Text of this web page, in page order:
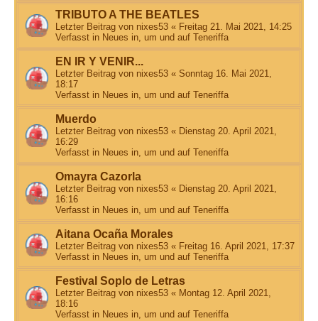
TRIBUTO A THE BEATLES
Letzter Beitrag von nixes53 « Freitag 21. Mai 2021, 14:25
Verfasst in Neues in, um und auf Teneriffa
EN IR Y VENIR...
Letzter Beitrag von nixes53 « Sonntag 16. Mai 2021,
18:17
Verfasst in Neues in, um und auf Teneriffa
Muerdo
Letzter Beitrag von nixes53 « Dienstag 20. April 2021,
16:29
Verfasst in Neues in, um und auf Teneriffa
Omayra Cazorla
Letzter Beitrag von nixes53 « Dienstag 20. April 2021,
16:16
Verfasst in Neues in, um und auf Teneriffa
Aitana Ocaña Morales
Letzter Beitrag von nixes53 « Freitag 16. April 2021, 17:37
Verfasst in Neues in, um und auf Teneriffa
Festival Soplo de Letras
Letzter Beitrag von nixes53 « Montag 12. April 2021,
18:16
Verfasst in Neues in, um und auf Teneriffa